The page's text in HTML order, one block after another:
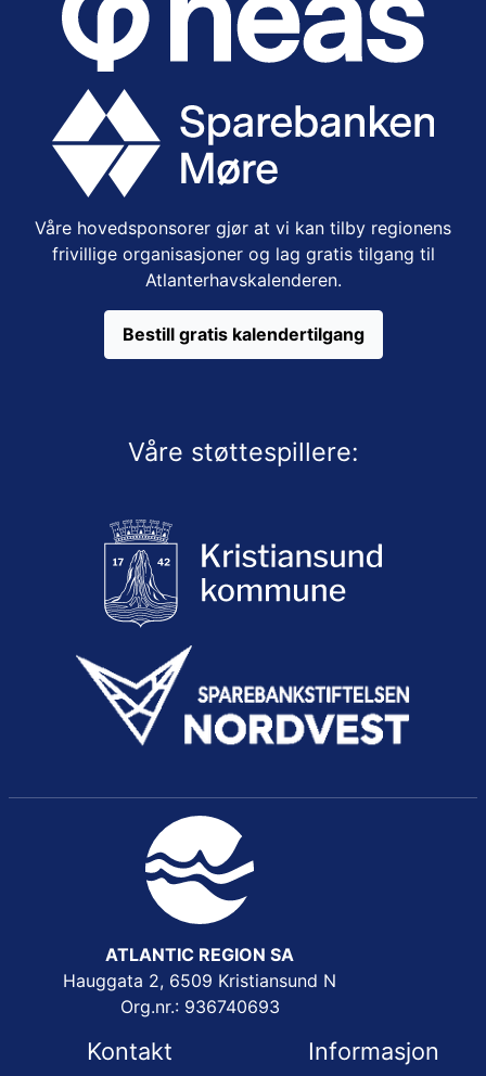
Våre hovedsponsorer gjør at vi kan tilby regionens
frivillige organisasjoner og lag gratis tilgang til
Atlanterhavskalenderen.
Bestill gratis kalendertilgang
Våre støttespillere:
ATLANTIC REGION SA
Hauggata 2, 6509 Kristiansund N
Org.nr.: 936740693
Kontakt Informasjon